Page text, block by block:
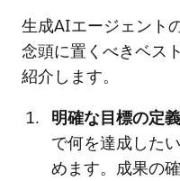
生成AIエージェント
念頭に置くべきベス
紹介します。
明確な目標の定義
で何を達成した
めます。成果の確